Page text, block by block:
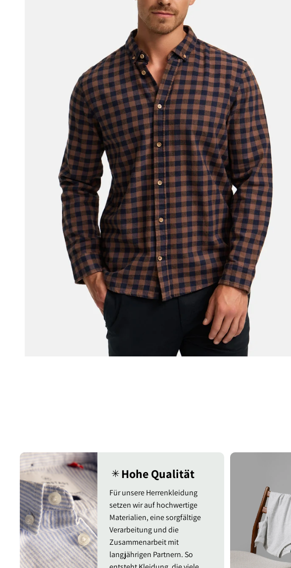
✳︎Hohe Qualität
Für unsere Herrenkleidung
setzen wir auf hochwertige
Materialien, eine sorgfältige
Verarbeitung und die
Zusammenarbeit mit
langjährigen Partnern. So